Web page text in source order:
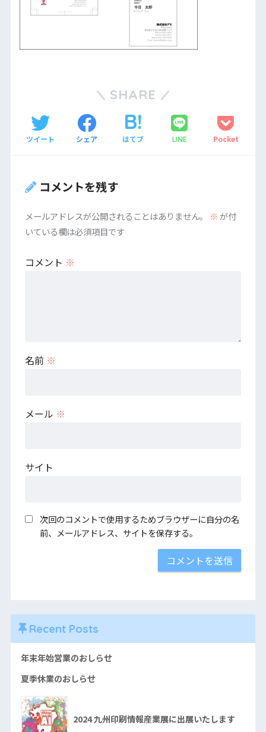
SHARE
ツイート シェア はてブ LINE Pocket
コメントを残す
メールアドレスが公開されることはありません。 ※が付
いている欄は必須項目です
コメント ※
名前 ※
メール ※
サイト
次回のコメントで使用するためブラウザーに自分の名
前、メールアドレス、サイトを保存する。
Recent Posts
年末年始営業のおしらせ
夏季休業のおしらせ
2024 九州印刷情報産業展に出展いたします